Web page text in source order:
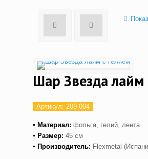
Шар Звезда лайм
Артикул: 209-004
▪ Материал: фольга, гелий, лента
▪ Размер: 45 см
▪ Производитель: Flexmetal